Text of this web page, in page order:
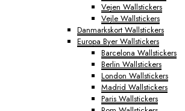
Vejen Wallstickers
Vejle Wallstickers
Danmarkskort Wallstickers
Europa Byer Wallstickers
Barcelona Wallstickers
Berlin Wallstickers
London Wallstickers
Madrid Wallstickers
Paris Wallstickers